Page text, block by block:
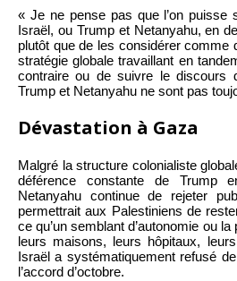
« Je ne pense pas que l’on puisse
Israël, ou Trump et Netanyahu, en
plutôt que de les considérer comme
stratégie globale travaillant en
contraire ou de suivre le discours
Trump et Netanyahu ne sont pas
Dévastation à Gaza
Malgré la structure colonialiste
déférence constante de Trump
Netanyahu continue de rejeter
permettrait aux Palestiniens de
ce qu’un semblant d’autonomie ou
leurs maisons, leurs hôpitaux,
Israël a systématiquement refusé
l’accord d’octobre.